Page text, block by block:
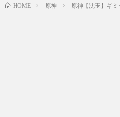
HOME 原神 原神【沈玉】ギ